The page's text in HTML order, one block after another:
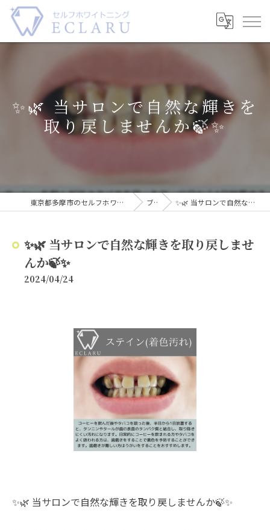
✨🌿 当サロンで自然な輝きを
取り戻しませんか🍃✨
東京都多摩市のセルフホワイトニングならECLARU-エクラル- ブログ ✨🌿 当サロンで自然な輝きを取り戻しませんか🍃✨
✨🌿 当サロンで自然な輝きを取り戻しませ
んか🍃✨
2024/04/24
✨🌿 当サロンで自然な輝きを取り戻しませんか🍃✨